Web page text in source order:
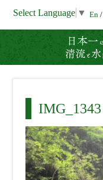
Select Language ▼ En /
IMG_1343